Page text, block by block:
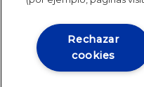
Rechazar
cookies